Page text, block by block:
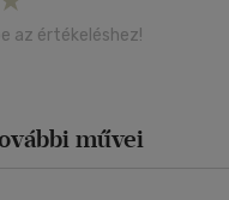
az értékeléshez!
művei